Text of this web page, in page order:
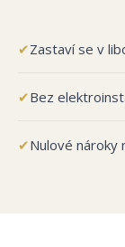
✔Zastaví se v
✔Bez
✔Nulové nároky